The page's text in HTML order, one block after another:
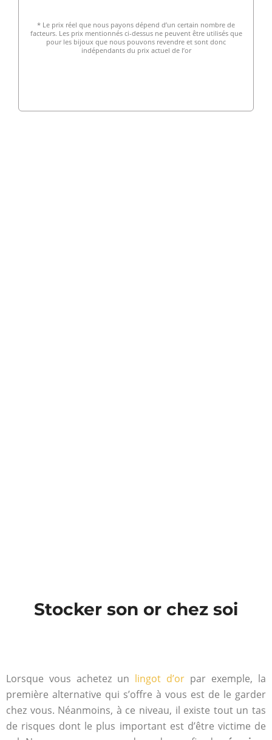
* Le prix réel que nous payons dépend d’un certain nombre de
facteurs. Les prix mentionnés ci-dessus ne peuvent être utilisés que
pour les bijoux que nous pouvons revendre et sont donc
indépendants du prix actuel de l’or
Stocker son or chez soi
Lorsque vous achetez un lingot d’or par exemple, la
première alternative qui s’offre à vous est de le garder
chez vous. Néanmoins, à ce niveau, il existe tout un tas
de risques dont le plus important est d’être victime de